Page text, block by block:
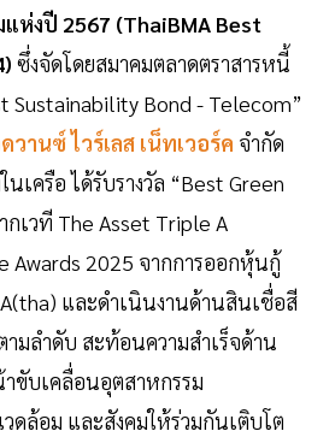
ห่งปี 2567 (ThaiBMA Best
ซึ่งจัดโดยสมาคมตลาดตราสารหนี้
Sustainability Bond - Telecom”
วานซ์ ไวร์เลส เน็ทเวอร์ค จำกัด
เครือ ได้รับรางวัล “Best Green
เวที The Asset Triple A
Awards 2025 จากการออกหุ้นกู้
และดำเนินงานด้านสินเชื่อสี
ามลำดับ สะท้อนความสำเร็จด้าน
ขับเคลื่อนอุตสาหกรรม
ดล้อม และสังคมให้ร่วมกันเติบโต